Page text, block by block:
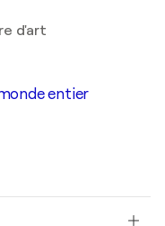
d'art
entier